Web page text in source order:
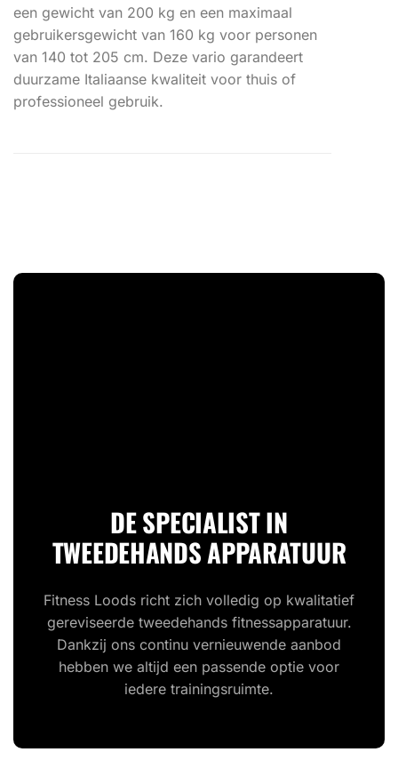
een gewicht van 200 kg en een maximaal
gebruikersgewicht van 160 kg voor personen
van 140 tot 205 cm. Deze vario garandeert
duurzame Italiaanse kwaliteit voor thuis of
professioneel gebruik.
DE SPECIALIST IN
TWEEDEHANDS APPARATUUR
Fitness Loods richt zich volledig op kwalitatief
gereviseerde tweedehands fitnessapparatuur.
Dankzij ons continu vernieuwende aanbod
hebben we altijd een passende optie voor
iedere trainingsruimte.